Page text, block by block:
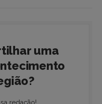
uma
redação!